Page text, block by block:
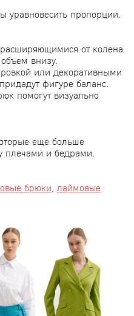
уравновесить пропорции.
от колена
внизу.
или декоративными
фигуре баланс.
помогут визуально
еще больше
плечами и бедрами.
брюки лаймовые